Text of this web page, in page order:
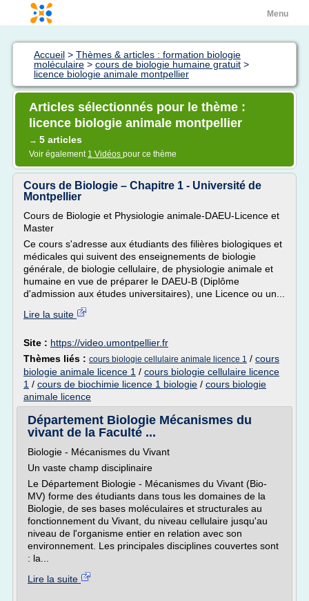
Menu
Accueil > Thèmes & articles : formation biologie
moléculaire > cours de biologie humaine gratuit >
licence biologie animale montpellier
Articles sélectionnés pour le thème :
licence biologie animale montpellier
→ 5 articles
Voir également 1 Vidéos pour ce thème
Cours de Biologie – Chapitre 1 - Université de
Montpellier
Cours de Biologie et Physiologie animale-DAEU-Licence et
Master
Ce cours s'adresse aux étudiants des filières biologiques et
médicales qui suivent des enseignements de biologie
générale, de biologie cellulaire, de physiologie animale et
humaine en vue de préparer le DAEU-B (Diplôme
d'admission aux études universitaires), une Licence ou un...
Lire la suite
Site : https://video.umontpellier.fr
Thèmes liés : cours biologie cellulaire animale licence 1 / cours
biologie animale licence 1 / cours biologie cellulaire licence
1 / cours de biochimie licence 1 biologie / cours biologie
animale licence
Département Biologie Mécanismes du
vivant de la Faculté ...
Biologie - Mécanismes du Vivant
Un vaste champ disciplinaire
Le Département Biologie - Mécanismes du Vivant (Bio-
MV) forme des étudiants dans tous les domaines de la
Biologie, de ses bases moléculaires et structurales au
fonctionnement du Vivant, du niveau cellulaire jusqu'au
niveau de l'organisme entier en relation avec son
environnement. Les principales disciplines couvertes sont
: la...
Lire la suite